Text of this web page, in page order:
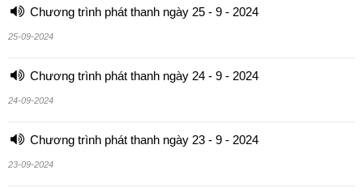
Chương trình phát thanh ngày 25 - 9 - 2024
25-09-2024
Chương trình phát thanh ngày 24 - 9 - 2024
24-09-2024
Chương trình phát thanh ngày 23 - 9 - 2024
23-09-2024